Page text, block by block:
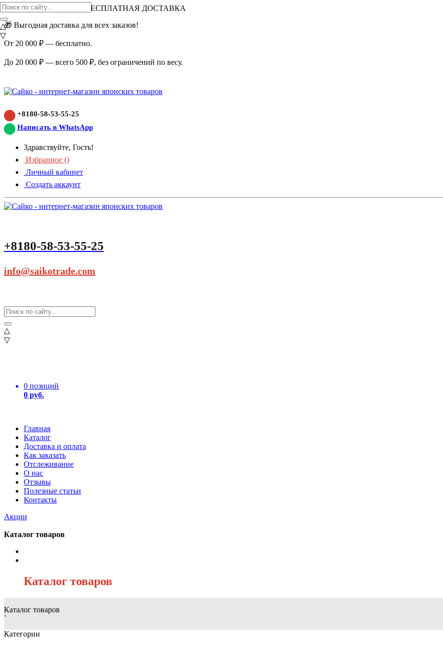
ВНИМАНИЕ АКЦИЯ!
БЕСПЛАТНАЯ ДОСТАВКА
🎁 Выгодная доставка для всех заказов!
От 20 000 ₽ — бесплатно.
До 20 000 ₽ — всего 500 ₽, без ограничений по весу.
+8180-58-53-55-25
Написать в WhatsApp
Здравствуйте, Гость!
Избранное ()
Личный кабинет
Создать аккаунт
+8180-58-53-55-25
info@saikotrade.com
△
▽
0 позиций
0 руб.
Главная
Каталог
Доставка и оплата
Как заказать
Отслеживание
О нас
Отзывы
Полезные статьи
Контакты
Акции
△
▽
Каталог товаров
Каталог товаров
Каталог товаров
`
Категории